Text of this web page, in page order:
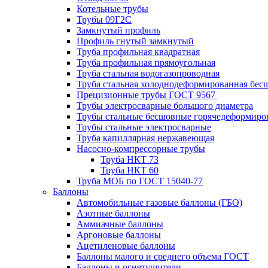
Котельные трубы
Трубы 09Г2С
Замкнутый профиль
Профиль гнутый замкнутый
Труба профильная квадратная
Труба профильная прямоугольная
Труба стальная водогазопроводная
Труба стальная холоднодеформированная
Прецизионные трубы ГОСТ 9567
Трубы электросварные большого диаметра
Трубы стальные бесшовные
Трубы стальные электросварные
Труба капиллярная нержавеющая
Насосно-компрессорные трубы
Труба НКТ 73
Труба НКТ 60
Труба МОБ по ГОСТ 15040-77
Баллоны
Автомобильные газовые баллоны (ГБО)
Азотные баллоны
Аммиачные баллоны
Аргоновые баллоны
Ацетиленовые баллоны
Баллоны малого и среднего объема ГОСТ